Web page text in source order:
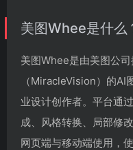
美图Whee是什么
美图Whee是由美图公
（MiracleVision）的AI
业设计创作者。平台通
成、风格转换、局部修
网页端与移动端使用，